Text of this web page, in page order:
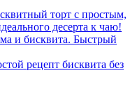
торт с простым,
десерта к чаю!
и бисквита. Быстрый
рецепт бисквита без